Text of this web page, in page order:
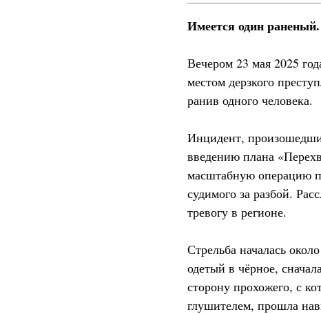
Имеется один раненый.
Вечером 23 мая 2025
местом дерзкого
ранив одного человека.
Инцидент,
введению плана
масштабную операцию
судимого за разбой.
тревогу в регионе.
Стрельба началась
одетый в чёрное,
сторону прохожего, с
глушителем, прошла